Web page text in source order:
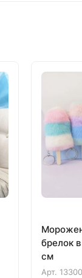
брелок
см
Арт.